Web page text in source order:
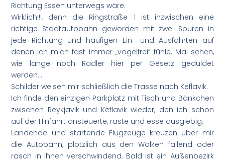
Richtung Essen unterwegs wäre.
Wirklich!!!, denn die Ringstraße 1 ist inzwischen eine
richtige Stadtautobahn geworden mit zwei Spuren in
jede Richtung und häufigen Ein- und Ausfahrten auf
denen ich mich fast immer „vogelfrei“ fühle. Mal sehen,
wie lange noch Radler hier per Gesetz geduldet
werden…
Schilder weisen mir schließlich die Trasse nach Keflavik.
Ich finde den einzigen Parkplatz mit Tisch und Bänkchen
zwischen Reykjavik und Keflavik wieder, den ich schon
auf der Hinfahrt ansteuerte, raste und esse ausgiebig.
Landende und startende Flugzeuge kreuzen über mir
die Autobahn, plötzlich aus den Wolken fallend oder
rasch in ihnen verschwindend. Bald ist ein Außenbezirk